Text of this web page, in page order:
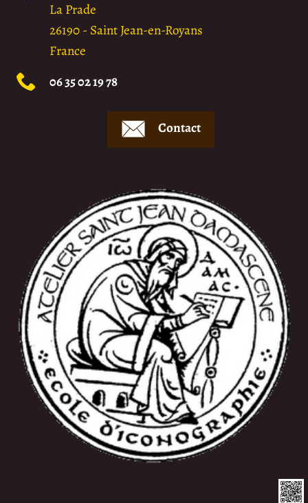
La Prade
26190- Saint Jean-en-Royans
France
06 35 02 19 78
Contact